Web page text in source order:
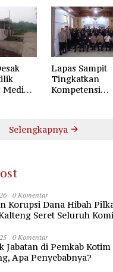
Lapas Sampit
Tingkatkan
Kompetensi
Selengkapnya
0 Komentar
Korupsi Dana Hibah
Seret Seluruh
0 Komentar
Jabatan di Pemkab Kotim
Apa Penyebabnya?